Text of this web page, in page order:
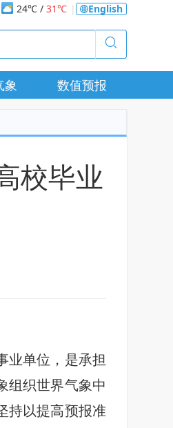
24℃ / 31℃ English
象 数值预报
校毕业
业单位，是承担
组织世界气象中
持以提高预报准